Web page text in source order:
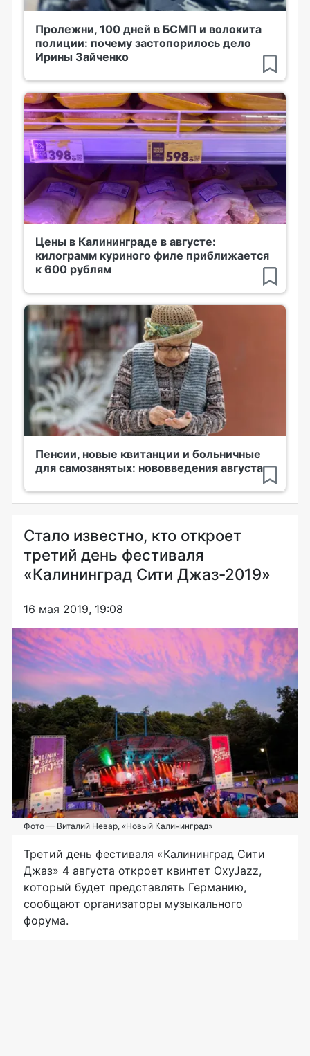
Пролежни, 100 дней в БСМП и волокита
полиции: почему застопорилось дело
Ирины Зайченко
Цены в Калининграде в августе:
килограмм куриного филе приближается
к 600 рублям
Пенсии, новые квитанции и больничные
для самозанятых: нововведения августа
Стало известно, кто откроет
третий день фестиваля
«Калининград Сити Джаз-2019»
16 мая 2019, 19:08
Фото — Виталий Невар, «Новый Калининград»
Третий день фестиваля «Калининград Сити
Джаз» 4 августа откроет квинтет OxyJazz,
который будет представлять Германию,
сообщают организаторы музыкального
форума.